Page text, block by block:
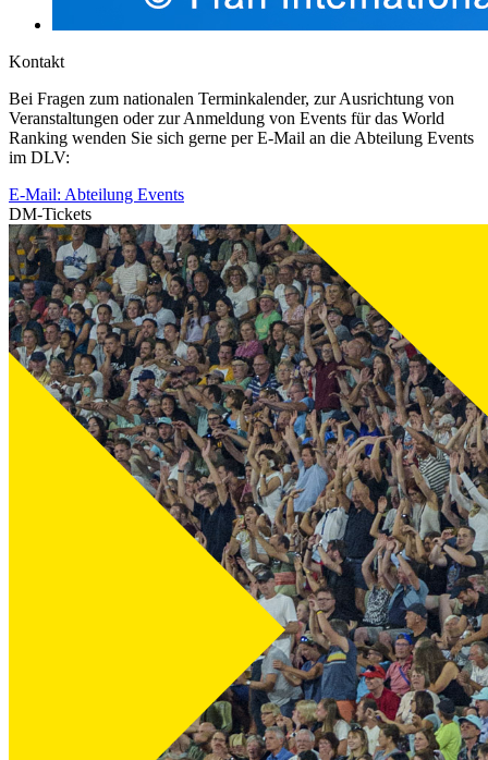
Kontakt
Bei Fragen zum nationalen Terminkalender, zur Ausrichtung von
Veranstaltungen oder zur Anmeldung von Events für das World
Ranking wenden Sie sich gerne per E-Mail an die Abteilung Events
im DLV:
E-Mail: Abteilung Events
DM-Tickets